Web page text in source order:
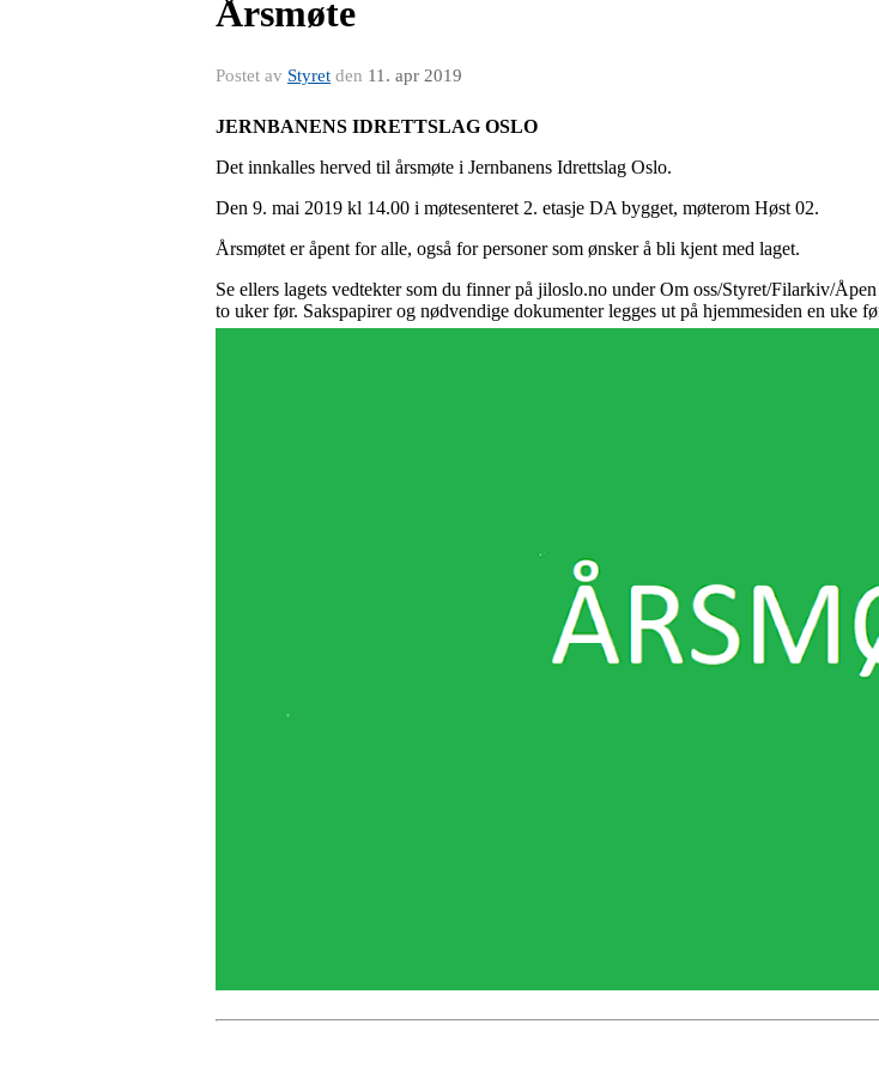
Årsmøte
Postet av Styret den 11. apr 2019
JERNBANENS IDRETTSLAG OSLO
Det innkalles herved til årsmøte i Jernbanens Idrettslag Oslo.
Den 9. mai 2019 kl 14.00 i møtesenteret 2. etasje DA bygget, møterom Høst 02.
Årsmøtet er åpent for alle, også for personer som ønsker å bli kjent med laget.
Se ellers lagets vedtekter som du finner på jiloslo.no under Om oss/Styret/Filarkiv/
to uker før. Sakspapirer og nødvendige dokumenter legges ut på hjemmesiden en uke